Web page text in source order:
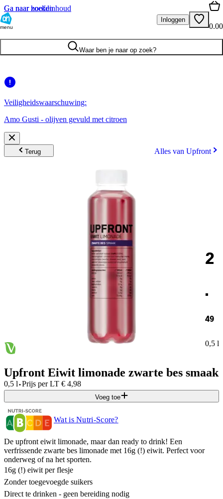
Ga naar hoofdinhoud
Ga naar zoeken
menu
Inloggen
0.00
Waar ben je naar op zoek?
Veiligheidswaarschuwing:
Amo Gusti - olijven gevuld met citroen
Terug Alles van Upfront
2
.
49
0,5 l
Upfront Eiwit limonade zwarte bes smaak
0,5 l·Prijs per LT € 4,98
Voeg toe
Wat is Nutri-Score?
De upfront eiwit limonade, maar dan ready to drink! Een
verfrissende zwarte bes limonade met 16g (!) eiwit. Perfect voor
onderweg of na het sporten.
16g (!) eiwit per flesje
Zonder toegevoegde suikers
Direct te drinken - geen bereiding nodig